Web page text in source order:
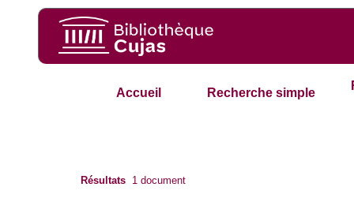
Accueil Recherche simple
Résultats 1 document